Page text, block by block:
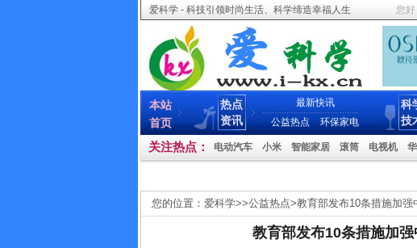
爱科学 - 科技引领时尚生活、科学缔造幸福人生 您
本站
首页
热点
资讯
最新快讯
公益热点
环保家电
科
技
关注热点： 电动汽车 小米 智能家居 滚筒 电视机
您的位置： 爱科学>>公益热点>教育部发布10条措施加
教育部发布10条措施加